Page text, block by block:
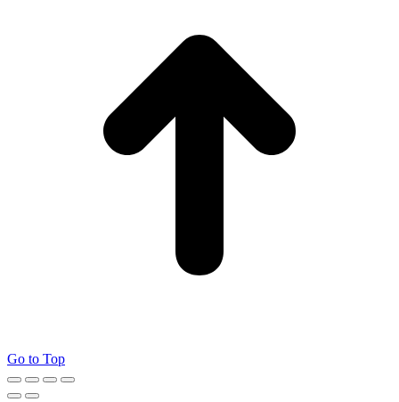
Go to Top